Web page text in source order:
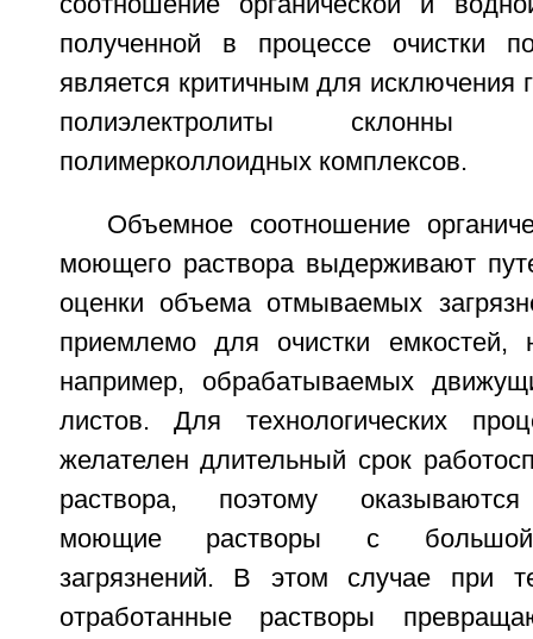
полученной в процессе очистки
является критичным для исключения
полиэлектролиты склонны
полимерколлоидных комплексов.
Объемное соотношение
моющего раствора выдерживают
оценки объема отмываемых
приемлемо для очистки емкостей,
например, обрабатываемых
листов. Для технологических
желателен длительный срок
раствора, поэтому
моющие растворы с большой
загрязнений. В этом случае при
отработанные растворы